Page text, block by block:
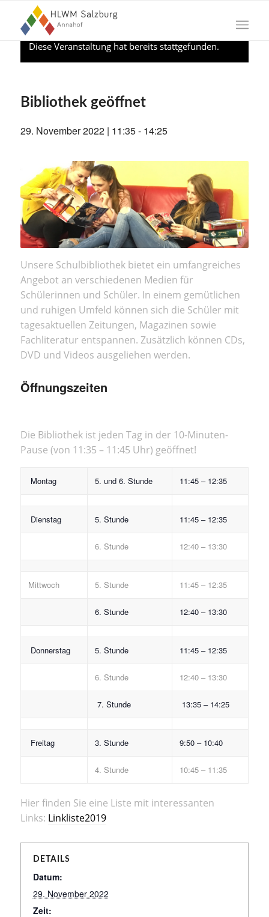
Diese Veranstaltung hat bereits stattgefunden.
Bibliothek geöffnet
29. November 2022 | 11:35- 14:25
Unsere Schulbibliothek bietet ein umfangreiches
Angebot an verschiedenen Medien für
Schülerinnen und Schüler. In einem gemütlichen
und ruhigen Umfeld können sich die Schüler mit
tagesaktuellen Zeitungen, Magazinen sowie
Fachliteratur entspannen. Zusätzlich können CDs,
DVD und Videos ausgeliehen werden.
Öffnungszeiten
Die Bibliothek ist jeden Tag in der 10-Minuten-
Pause (von 11:35 – 11:45 Uhr) geöffnet!
Montag 5. und 6. Stunde 11:45 – 12:35
Dienstag 5. Stunde 11:45 – 12:35
6. Stunde 12:40 – 13:30
Mittwoch 5. Stunde 11:45 – 12:35
6. Stunde 12:40 – 13:30
Donnerstag 5. Stunde 11:45 – 12:35
6. Stunde 12:40 – 13:30
7. Stunde 13:35 – 14:25
Freitag 3. Stunde 9:50 – 10:40
4. Stunde 10:45 – 11:35
Hier finden Sie eine Liste mit interessanten
Links: Linkliste2019
DETAILS
Datum:
29. November 2022
Zeit: